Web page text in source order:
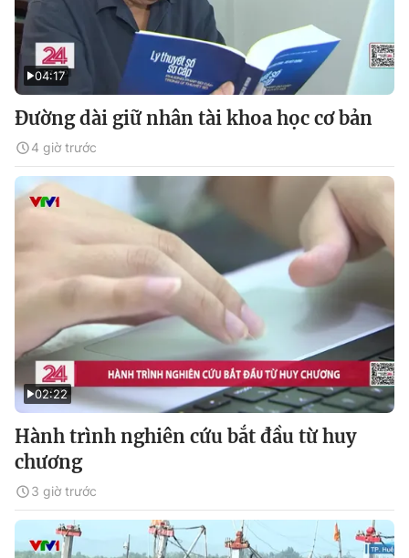
04:17
Đường dài giữ nhân tài khoa học cơ bản
4 giờ trước
02:22
Hành trình nghiên cứu bắt đầu từ huy
chương
3 giờ trước